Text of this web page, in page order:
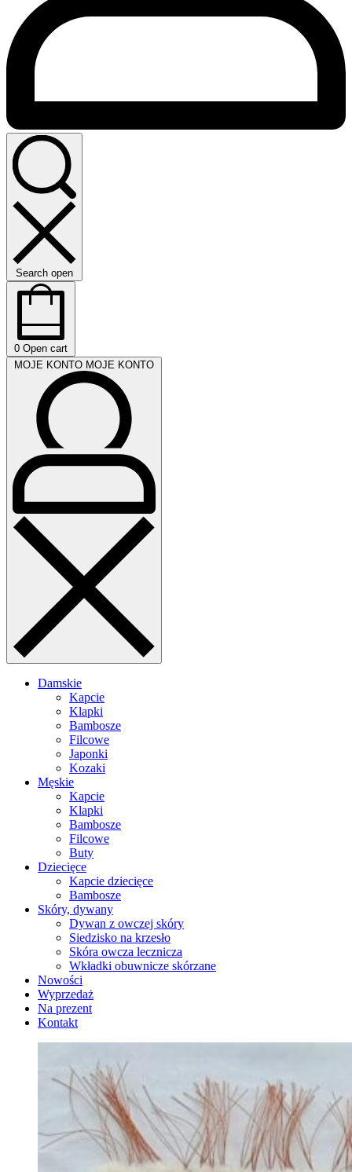
Search open
0 Open cart
MOJE KONTO MOJE KONTO
Damskie
Kapcie
Klapki
Bambosze
Filcowe
Japonki
Kozaki
Męskie
Kapcie
Klapki
Bambosze
Filcowe
Buty
Dziecięce
Kapcie dziecięce
Bambosze
Skóry, dywany
Dywan z owczej skóry
Siedzisko na krzesło
Skóra owcza lecznicza
Wkładki obuwnicze skórzane
Nowości
Wyprzedaż
Na prezent
Kontakt